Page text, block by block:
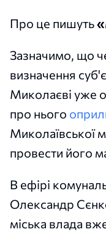
Про це пишуть
Зазначимо, що
визначення
Миколаєві уже
про нього
Миколаївської
провести його
В ефірі
Олександр
міська влада